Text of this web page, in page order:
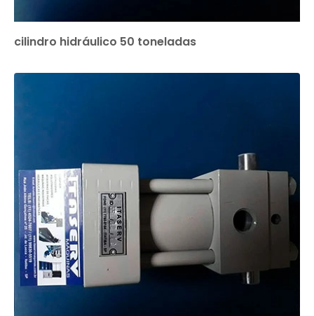
cilindro hidráulico 50 toneladas